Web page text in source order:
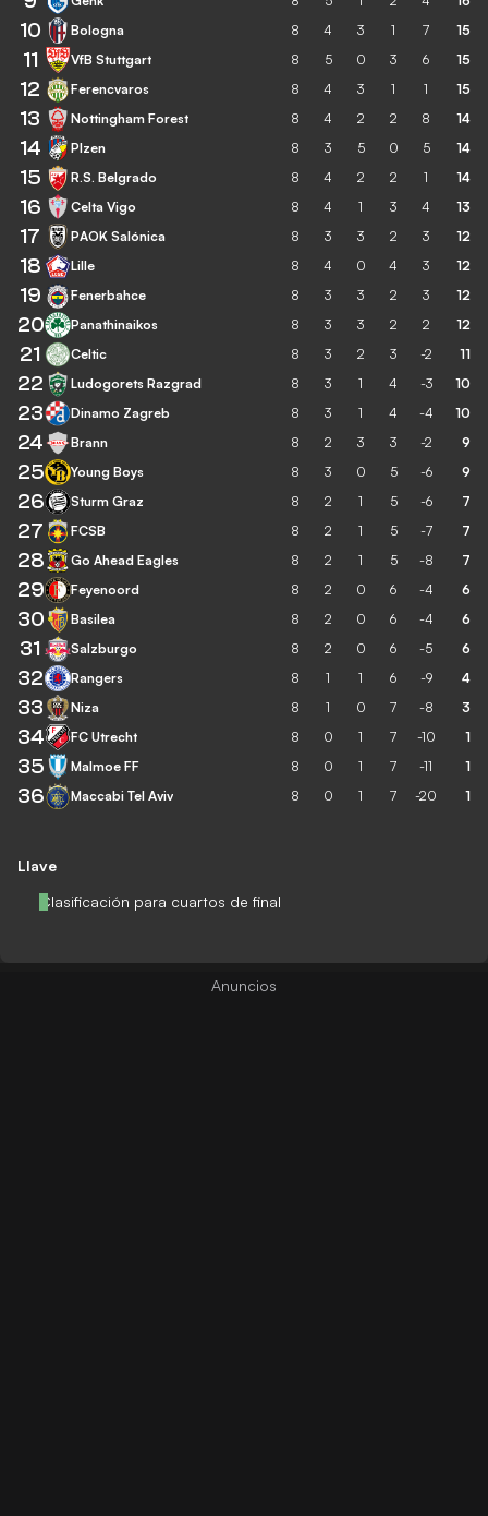
Llave
Clasificación para cuartos de final
10 Bologna 8 4 3 1 7 15
11 VfB Stuttgart 8 5 0 3 6 15
12 Ferencvaros 8 4 3 1 1 15
13 Nottingham Forest 8 4 2 2 8 14
14 Plzen 8 3 5 0 5 14
15 R.S. Belgrado 8 4 2 2 1 14
16 Celta Vigo 8 4 1 3 4 13
17 PAOK Salónica 8 3 3 2 3 12
18 Lille 8 4 0 4 3 12
19 Fenerbahce 8 3 3 2 3 12
20 Panathinaikos 8 3 3 2 2 12
21 Celtic 8 3 2 3 -2 11
22 Ludogorets Razgrad 8 3 1 4 -3 10
23 Dinamo Zagreb 8 3 1 4 -4 10
24 Brann 8 2 3 3 -2 9
25 Young Boys 8 3 0 5 -6 9
26 Sturm Graz 8 2 1 5 -6 7
27 FCSB 8 2 1 5 -7 7
28 Go Ahead Eagles 8 2 1 5 -8 7
29 Feyenoord 8 2 0 6 -4 6
30 Basilea 8 2 0 6 -4 6
31 Salzburgo 8 2 0 6 -5 6
32 Rangers 8 1 1 6 -9 4
33 Niza 8 1 0 7 -8 3
34 FC Utrecht 8 0 1 7 -10 1
35 Malmoe FF 8 0 1 7 -11 1
36 Maccabi Tel Aviv 8 0 1 7 -20 1